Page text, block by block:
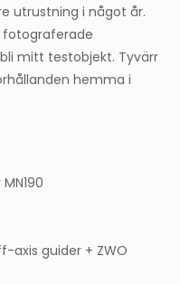
utrustning i något år.
fotograferade
mitt testobjekt. Tyvärr
hemma i
axis guider + ZWO